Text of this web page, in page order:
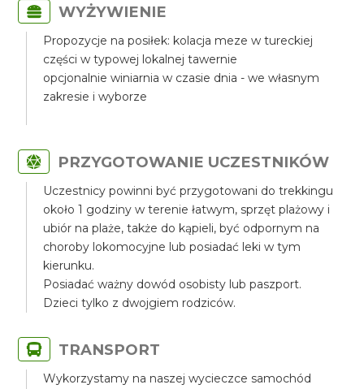
WYŻYWIENIE
Propozycje na posiłek: kolacja meze w tureckiej
części w typowej lokalnej tawernie
opcjonalnie winiarnia w czasie dnia - we własnym
zakresie i wyborze
PRZYGOTOWANIE UCZESTNIKÓW
Uczestnicy powinni być przygotowani do trekkingu
około 1 godziny w terenie łatwym, sprzęt plażowy i
ubiór na plaże, także do kąpieli, być odpornym na
choroby lokomocyjne lub posiadać leki w tym
kierunku.
Posiadać ważny dowód osobisty lub paszport.
Dzieci tylko z dwojgiem rodziców.
TRANSPORT
Wykorzystamy na naszej wycieczce samochód